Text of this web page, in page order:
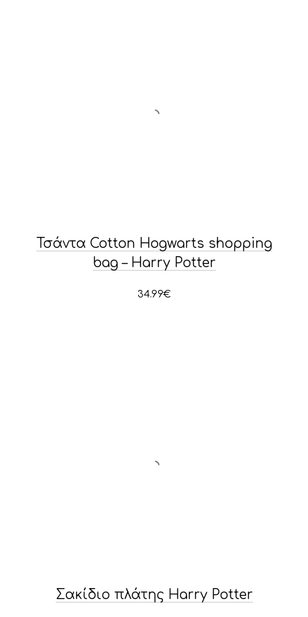
Τσάντα Cotton Hogwarts shopping
bag – Harry Potter
34.99€
Σακίδιο πλάτης Harry Potter